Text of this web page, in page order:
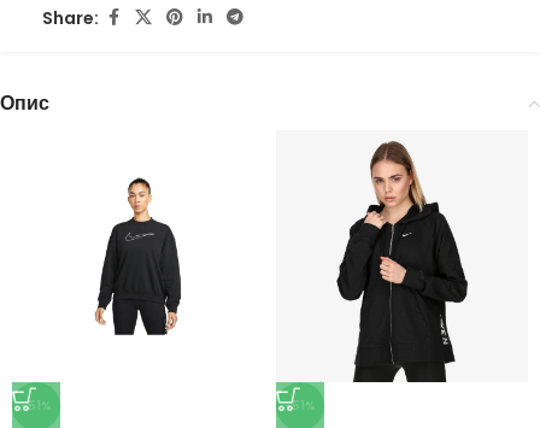
Share:
Опис
-51% -51%